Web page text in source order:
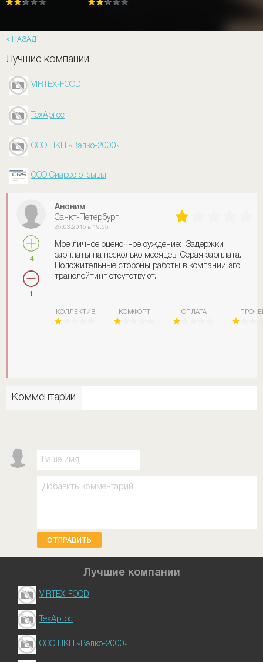
НАЗАД
Лучшие компании
VIRTEX-FOOD
ТехАргос
ООО ПКП «Вэлко-2000»
ООО Сиарес отзывы
4
1
Аноним
Санкт-Петербург
25.03.2015 в 19:55
Мое личное оценочное суждение: Задержки
зарплаты на несколько месяцев. Серая зарплата.
Положительные стороны работы в компании эго
транслейтинг отсутствуют.
КОЛЛЕКТИВ КОМФОРТ ОПЛАТА
Комментарии
ОТПРАВИТЬ
Лучшие компании
VIRTEX-FOOD
ТехАргос
ООО ПКП «Вэлко-2000»